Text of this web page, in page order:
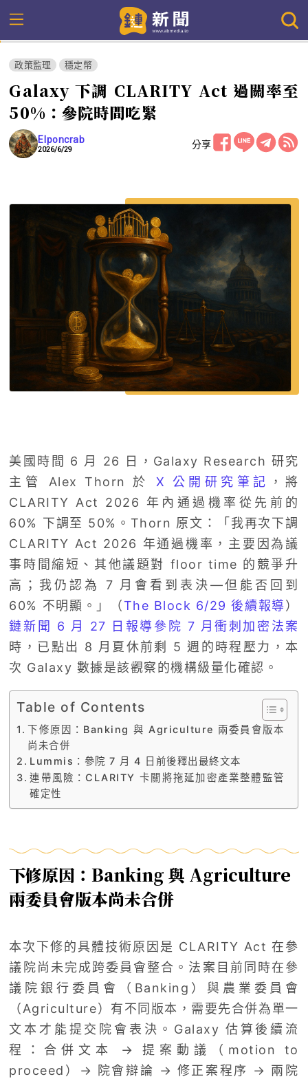
政策監理 穩定幣
Galaxy 下調 CLARITY Act 過關率至
50%：參院時間吃緊
Elponcrab
2026/6/29 分享
美國時間 6 月 26 日，Galaxy Research 研究
主管 Alex Thorn 於X 公開研究筆記
，將
CLARITY Act 2026 年內通過機率從先前的
60% 下調至 50%。Thorn 原文：「我再次下調
CLARITY Act 2026 年通過機率，主要因為議
事時間縮短、其他議題對 floor time 的競爭升
高；我仍認為 7 月會看到表決—但能否回到
60% 不明顯。」（The Block 6/29 後續報導）
鏈新聞 6 月 27 日報導參院 7 月衝刺加密法案
時，已點出 8 月夏休前剩 5 週的時程壓力，本
次 Galaxy 數據是該觀察的機構級量化確認。
Table of Contents
下修原因：Banking 與 Agriculture 兩委員會版本
尚未合併
Lummis：參院 7 月 4 日前後釋出最終文本
連帶風險：CLARITY 卡關將拖延加密產業整體監管
確定性
下修原因：Banking 與 Agriculture
兩委員會版本尚未合併
本次下修的具體技術原因是 CLARITY Act 在參
議院尚未完成跨委員會整合。法案目前同時在參
議院銀行委員會（Banking）與農業委員會
（Agriculture）有不同版本，需要先合併為單一
文本才能提交院會表決。Galaxy 估算後續流
程：合併文本 → 提案動議（motion to
proceed）→ 院會辯論 → 修正案程序 → 兩院